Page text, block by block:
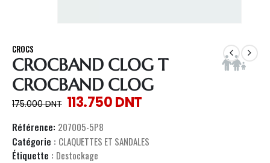
CROCS
CROCBAND CLOG T
CROCBAND CLOG
175.000DNT 113.750DNT
Référence: 207005-5P8
Catégorie : CLAQUETTES ET SANDALES
Étiquette : Destockage